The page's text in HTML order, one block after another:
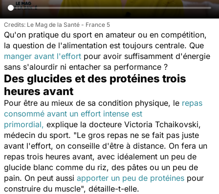
Le Mag de la Santé - France 5
Qu'on pratique du sport en amateur ou en compétition,
la question de l'alimentation est toujours centrale. Que
manger avant l'effort pour avoir suffisamment d'énergie
sans s'alourdir ni entacher sa performance ?
Des glucides et des protéines trois
heures avant
Pour être au mieux de sa condition physique, le repas
consommé avant un effort intense est
primordial, explique la docteure Victoria Tchaikovski,
médecin du sport. "Le gros repas ne se fait pas juste
avant l'effort, on conseille d'être à distance. On fera un
repas trois heures avant, avec idéalement un peu de
glucide blanc comme du riz, des pâtes ou un peu de
pain. On peut aussi apporter un peu de protéines pour
construire du muscle", détaille-t-elle.